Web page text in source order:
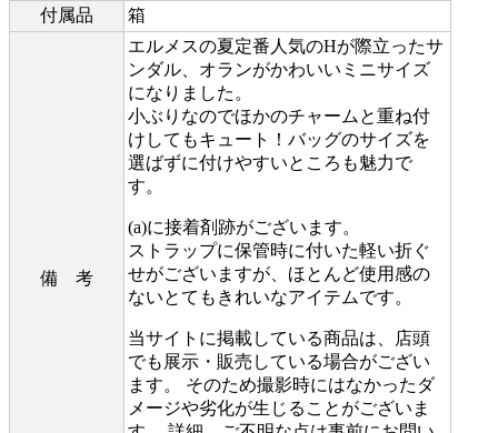
付属品
箱
備 考
エルメスの夏定番人気のHが際立ったサ
ンダル、オランがかわいいミニサイズ
になりました。
小ぶりなのでほかのチャームと重ね付
けしてもキュート！バッグのサイズを
選ばずに付けやすいところも魅力で
す。
(a)に接着剤跡がございます。
ストラップに保管時に付いた軽い折ぐ
せがございますが、ほとんど使用感の
ないとてもきれいなアイテムです。
当サイトに掲載している商品は、店頭
でも展示・販売している場合がござい
ます。 そのため撮影時にはなかったダ
メージや劣化が生じることがございま